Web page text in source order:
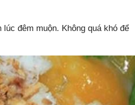
đêm muộn. Không quá khó để